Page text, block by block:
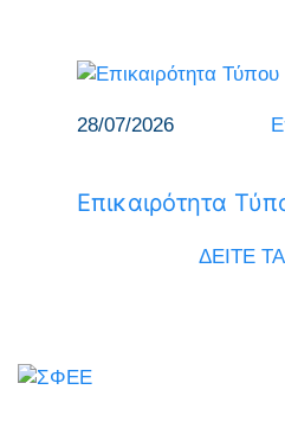
28/07/2026
Επικαιρότητα
ΔΕΙΤΕ